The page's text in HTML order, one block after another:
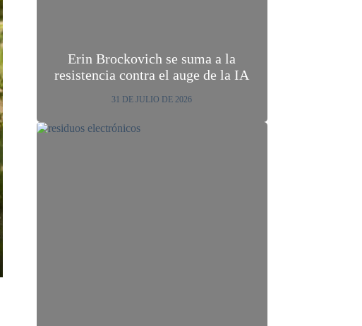
Erin Brockovich se suma a la
resistencia contra el auge de la IA
31 DE JULIO DE 2026